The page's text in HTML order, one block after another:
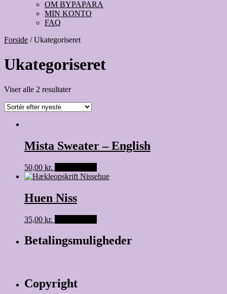
OM BYPAPARA
MIN KONTO
FAQ
Forside / Ukategoriseret
Ukategoriseret
Viser alle 2 resultater
Mista Sweater – English
50,00 kr.
Huen Niss
35,00 kr.
Betalingsmuligheder
Copyright